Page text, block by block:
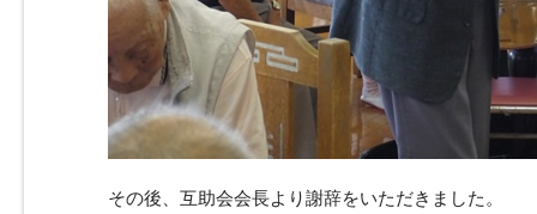
その後、互助会会長より謝辞をいただきました。